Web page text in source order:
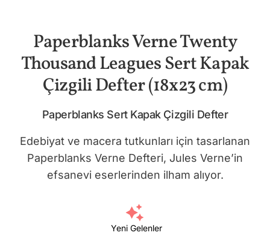
Paperblanks Verne Twenty
Thousand Leagues Sert Kapak
Çizgili Defter (18x23 cm)
Paperblanks Sert Kapak Çizgili Defter
Edebiyat ve macera tutkunları için tasarlanan
Paperblanks Verne Defteri, Jules Verne’in
efsanevi eserlerinden ilham alıyor.
Yeni Gelenler